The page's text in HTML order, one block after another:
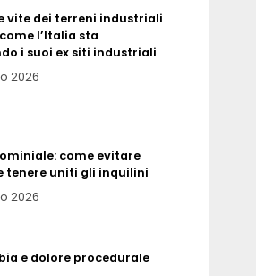
vite dei terreni industriali
l’Italia sta
i suoi ex siti industriali
2026
come evitare
tenere uniti gli inquilini
2026
e dolore procedurale